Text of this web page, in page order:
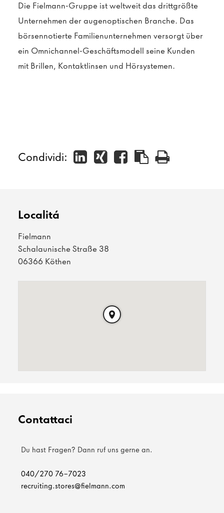
Die Fielmann-Gruppe ist weltweit das drittgrößte
Unternehmen der augenoptischen Branche. Das
börsennotierte Familienunternehmen versorgt über
ein Omnichannel-Geschäftsmodell seine Kunden
mit Brillen, Kontaktlinsen und Hörsystemen.
Condividi:
Localitá
Fielmann
Schalaunische Straße 38
06366 Köthen
Contattaci
Du hast Fragen? Dann ruf uns gerne an.
040/270 76-7023
recruiting.stores@fielmann.com